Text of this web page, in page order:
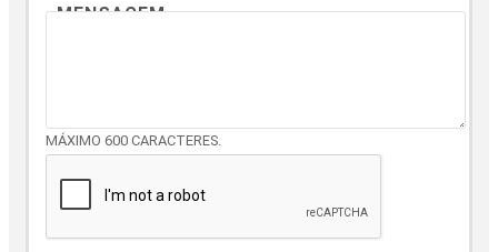
MENSAGEM
MÁXIMO 600 CARACTERES.